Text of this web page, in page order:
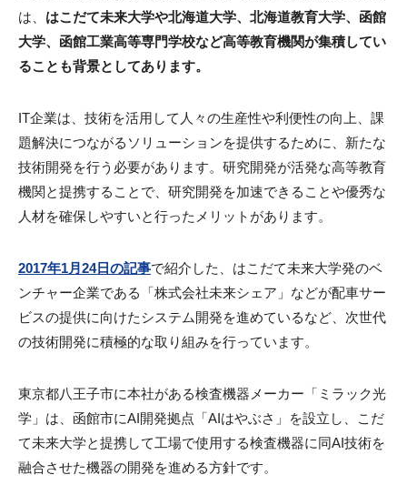
は、 はこだて未来大学や北海道大学、北海道教育大学、函館
大学、函館工業高等専門学校など高等教育機関が集積してい
ることも背景としてあります。
IT企業は、技術を活用して人々の生産性や利便性の向上、課
題解決につながるソリューションを提供するために、新たな
技術開発を行う必要があります。研究開発が活発な高等教育
機関と提携することで、研究開発を加速できることや優秀な
人材を確保しやすいと行ったメリットがあります。
2017年1月24日の記事で紹介した、はこだて未来大学発のベ
ンチャー企業である「株式会社未来シェア」などが配車サー
ビスの提供に向けたシステム開発を進めているなど、次世代
の技術開発に積極的な取り組みを行っています。
東京都八王子市に本社がある検査機器メーカー「ミラック光
学」は、函館市にAI開発拠点「AIはやぶさ」を設立し、こだ
て未来大学と提携して工場で使用する検査機器に同AI技術を
融合させた機器の開発を進める方針です。